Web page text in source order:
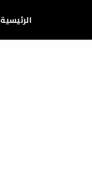
الرئيسية